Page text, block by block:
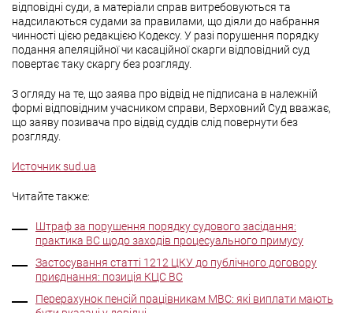
відповідні суди, а матеріали справ витребовуються та
надсилаються судами за правилами, що діяли до набрання
чинності цією редакцією Кодексу. У разі порушення порядку
подання апеляційної чи касаційної скарги відповідний суд
повертає таку скаргу без розгляду.
З огляду на те, що заява про відвід не підписана в належній
формі відповідним учасником справи, Верховний Суд вважає,
що заяву позивача про відвід суддів слід повернути без
розгляду.
Источник sud.ua
Читайте также:
Штраф за порушення порядку судового засідання:
практика ВС щодо заходів процесуального примусу
Застосування статті 1212 ЦКУ до публічного договору
приєднання: позиція КЦС ВС
Перерахунок пенсій працівникам МВС: які виплати мають